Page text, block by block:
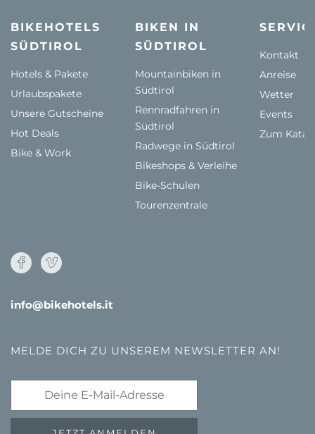
BIKEHOTELS
SÜDTIROL
Hotels & Pakete
Urlaubspakete
Unsere Gutscheine
Hot Deals
Bike & Work
BIKEN IN
SÜDTIROL
Mountainbiken in
Südtirol
Rennradfahren in
Südtirol
Radwege in Südtirol
Bikeshops & Verleihe
Bike-Schulen
Tourenzentrale
Kontakt
Anreise
Wetter
Events
Zum
info@bikehotels.it
MELDE DICH ZU UNSEREM NEWSLETTER AN!